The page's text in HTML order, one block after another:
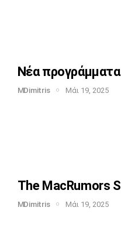
Νέα προγράμματα
MDimitris Μάι 19, 2025
The MacRumors
MDimitris Μάι 19, 2025